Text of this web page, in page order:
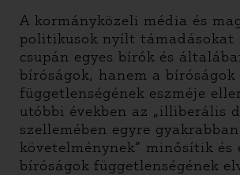
A kormányközeli média és
politikusok nyílt támadásokat
csupán egyes bírók és
bíróságok, hanem a bíróságok
függetlenségének eszméje
utóbbi években az „illiberális
szellemében egyre
követelménynek” minősítik
bíróságok függetlenségének